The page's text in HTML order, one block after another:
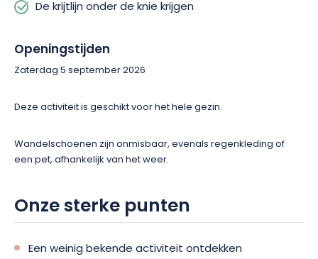
De krijtlijn onder de knie krijgen
Openingstijden
Zaterdag 5 september 2026
Deze activiteit is geschikt voor het hele gezin.
Wandelschoenen zijn onmisbaar, evenals regenkleding of
een pet, afhankelijk van het weer.
Onze sterke punten
Een weinig bekende activiteit ontdekken